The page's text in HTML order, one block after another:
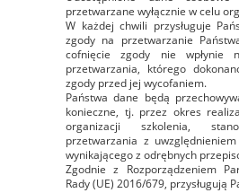
przetwarzane wyłącznie w celu
W każdej chwili przysługuje
zgody na przetwarzanie
cofnięcie zgody nie wpłynie
przetwarzania, którego
zgody przed jej wycofaniem.
Państwa dane będą
konieczne, tj. przez okres
organizacji szkolenia,
przetwarzania z
wynikającego z odrębnych
Zgodnie z Rozporządzeniem
Rady (UE) 2016/679, przysługują